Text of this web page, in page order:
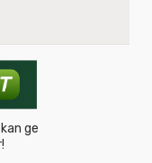
kan ge